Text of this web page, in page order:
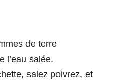
de terre
l’eau salée.
salez poivrez, et